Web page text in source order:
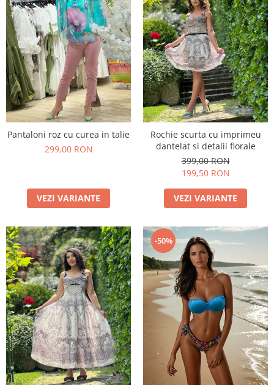
Pantaloni roz cu curea in talie
299,00 RON
VEZI VARIANTE
Rochie scurta cu imprimeu
dantelat si detalii florale
399,00 RON
199,50 RON
VEZI VARIANTE
-50%